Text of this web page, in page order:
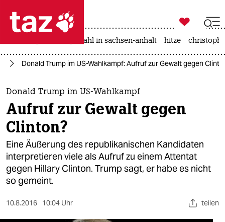
 taz zahl ich
taz zahl ich
themen
politik
öko
gesellschaft
kultur
sport

taz zahl ich
landtagswahl in sachsen-anhalt hitze
Donald Trump im US-Wahlkampf: Aufruf zur Gewalt gegen
Donald Trump im US-Wahlkampf
Aufruf zur Gewalt gegen
Clinton?
Eine Äußerung des republikanischen Kandidaten
interpretieren viele als Aufruf zu einem Attentat
gegen Hillary Clinton. Trump sagt, er habe es nicht
so gemeint.
10.8.2016 10:04 Uhr teilen